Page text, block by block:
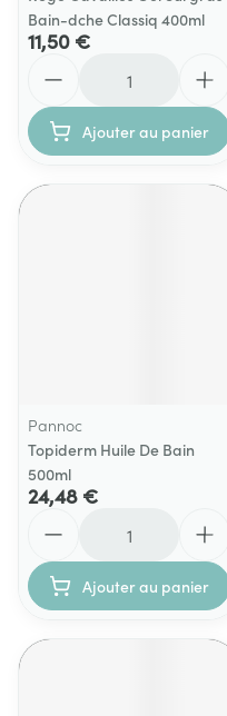
Bain-dche Classiq 400ml
11,50 €
Ajouter au panier
Pannoc
Topiderm Huile De Bain
500ml
24,48 €
Ajouter au panier